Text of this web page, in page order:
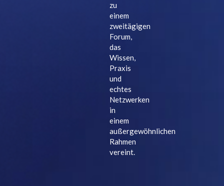
zu
einem
zweitägigen
Forum,
das
Wissen,
Praxis
und
echtes
Netzwerken
in
einem
außergewöhnlichen
Rahmen
vereint.